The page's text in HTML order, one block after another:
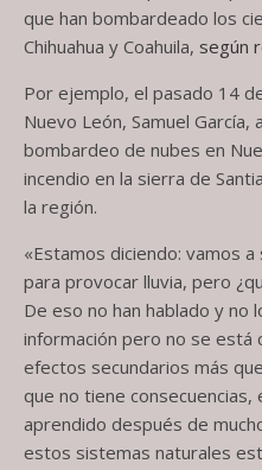
que han bombardeado los
Chihuahua y Coahuila, según
Por ejemplo, el pasado 14
Nuevo León, Samuel García,
bombardeo de nubes en
incendio en la sierra de
la región.
«Estamos diciendo: vamos
para provocar lluvia, pero
De eso no han hablado y no
información pero no se está
efectos secundarios más
que no tiene
aprendido después de
estos sistemas naturales